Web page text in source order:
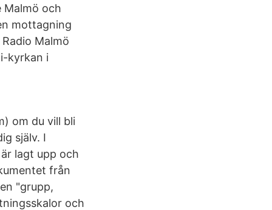
och
mottagning
Malmö
kyrkan i
om du vill bli
själv. I
lagt upp och
från
"grupp,
och